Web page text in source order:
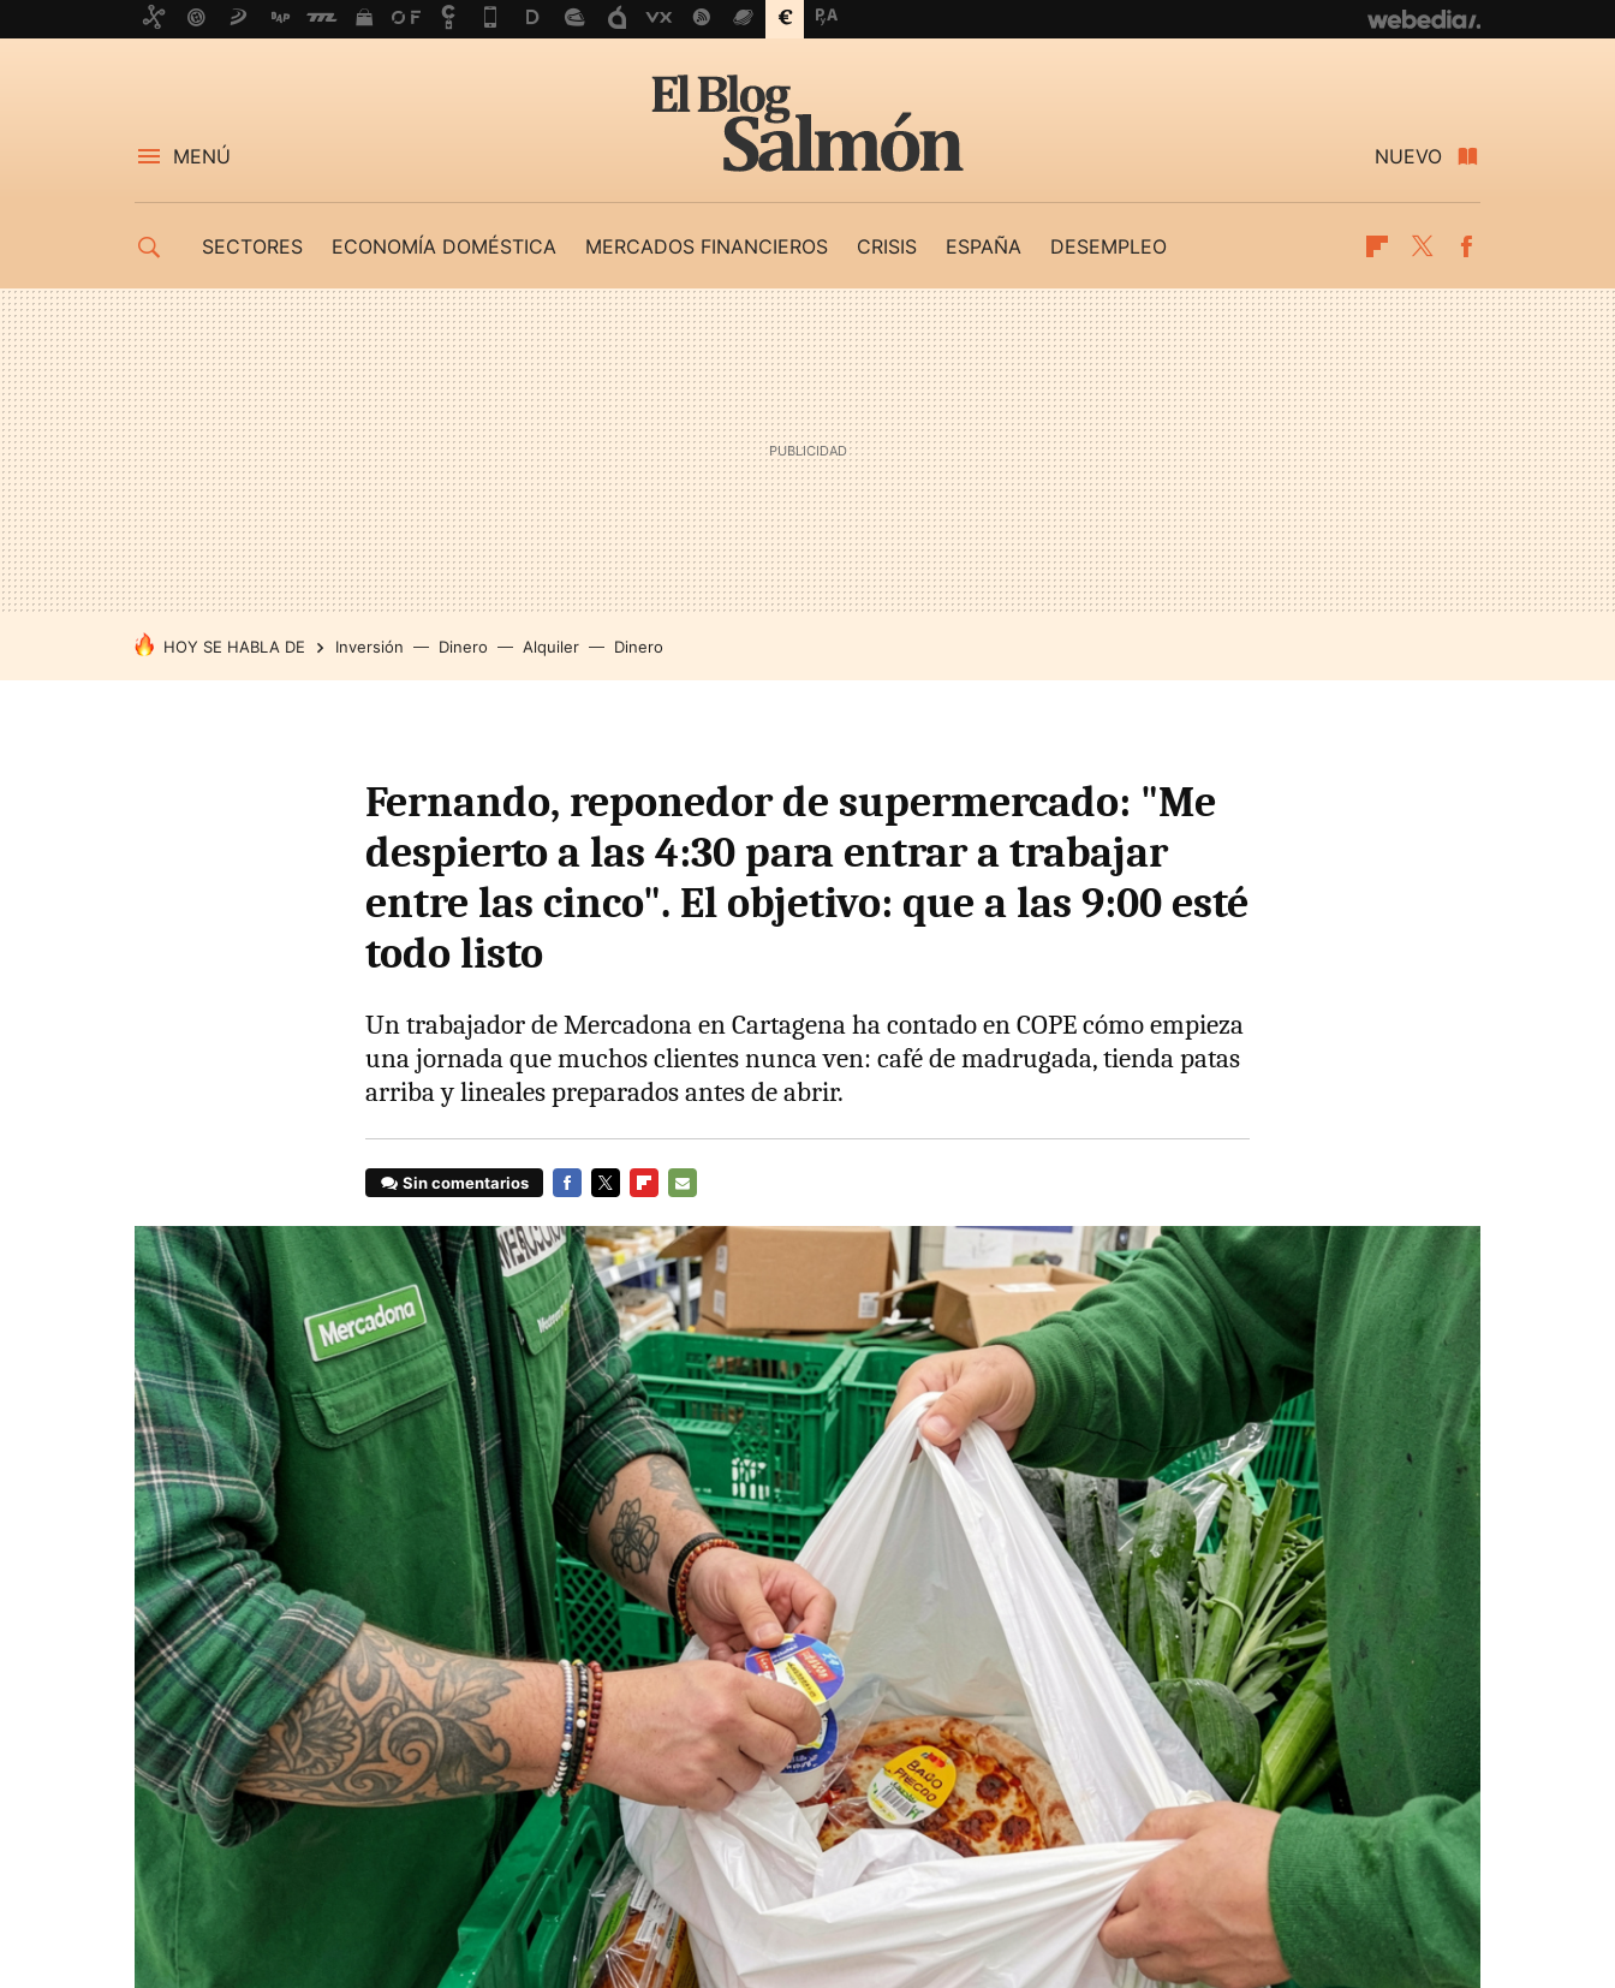
MENÚ NUEVO
SECTORES ECONOMÍA DOMÉSTICA MERCADOS FINANCIEROS CRISIS ESPAÑA DESEMPLEO Flipboard
Twitter
HOY SE HABLA DE Inversión Dinero Alquiler Dinero
Fernando, reponedor de supermercado: "Me
despierto a las 4:30 para entrar a trabajar
entre las cinco". El objetivo: que a las 9:00 esté
todo listo
Un trabajador de Mercadona en Cartagena ha contado en COPE cómo empieza
una jornada que muchos clientes nunca ven: café de madrugada, tienda patas
arriba y lineales preparados antes de abrir.
Sin comentarios
MAIL